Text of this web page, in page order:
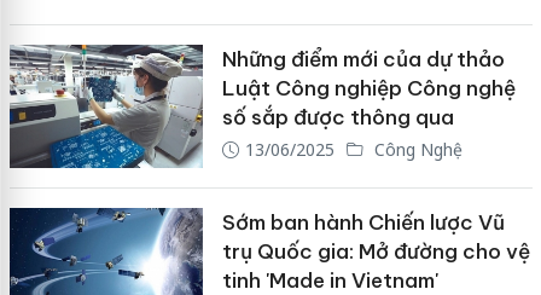
Những điểm mới của dự thảo
Luật Công nghiệp Công nghệ
số sắp được thông qua
13/06/2025 Công Nghệ
Sớm ban hành Chiến lược Vũ
trụ Quốc gia: Mở đường cho vệ
tinh 'Made in Vietnam'